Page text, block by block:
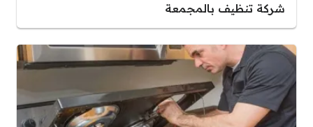
شركة تنظيف بالمجمعة